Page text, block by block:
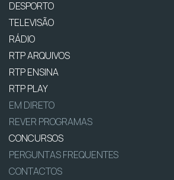
DESPORTO
TELEVISÃO
RÁDIO
RTP ARQUIVOS
RTP ENSINA
RTP PLAY
EM DIRETO
REVER PROGRAMAS
CONCURSOS
PERGUNTAS FREQUENTES
CONTACTOS